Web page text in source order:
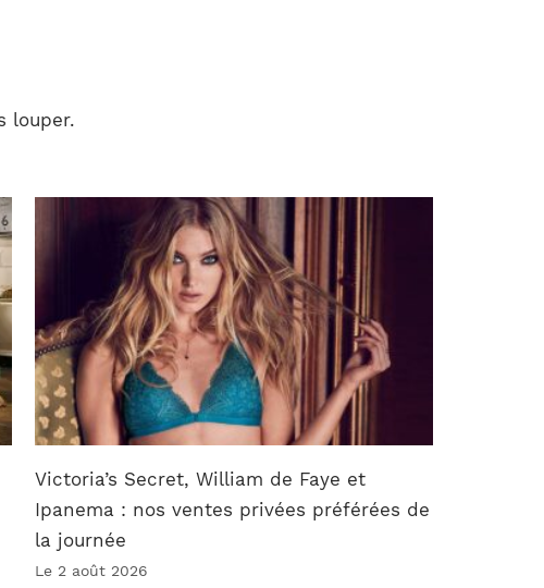
louper.
Victoria’s Secret, William de Faye et
Ipanema : nos ventes privées préférées de
la journée
Le 2 août 2026